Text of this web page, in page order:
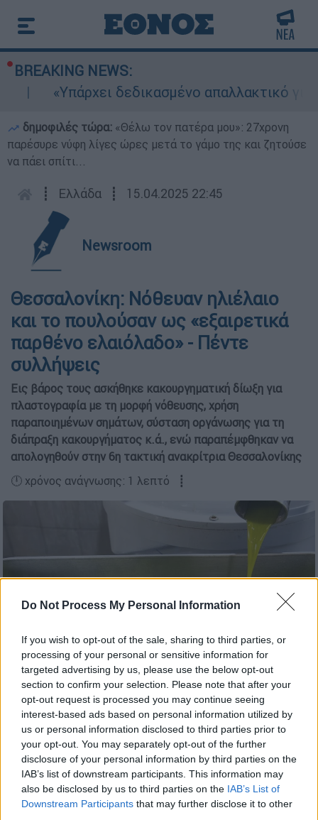
Do Not Process My Personal Information
If you wish to opt-out of the sale, sharing to third parties, or
processing of your personal or sensitive information for
targeted advertising by us, please use the below opt-out
section to confirm your selection. Please note that after your
opt-out request is processed you may continue seeing
interest-based ads based on personal information utilized by
us or personal information disclosed to third parties prior to
your opt-out. You may separately opt-out of the further
disclosure of your personal information by third parties on the
IAB’s list of downstream participants. This information may
also be disclosed by us to third parties on the IAB’s List of
Downstream Participants that may further disclose it to other
BREAKING NEWS:
«Υπάρχει δεδικασμένο απαλλακτικό για
δημοφιλές τώρα: «Θέλω τον πατέρα μου»: 27χρονη
παρέσυρε νύφη λίγες ώρες μετά το γάμο της και ζητούσε
να πάει σπίτι...
┋ Ελλάδα ┋ 15.04.2025 22:45
Newsroom
Θεσσαλονίκη: Νόθευαν ηλιέλαιο
και το πουλούσαν ως «εξαιρετικά
παρθένο ελαιόλαδο» - Πέντε
συλλήψεις
Εις βάρος τους ασκήθηκε κακουργηματική δίωξη για
πλαστογραφία με τη μορφή νόθευσης, χρήση
παραποιημένων σημάτων, σύσταση οργάνωσης για τη
διάπραξη κακουργήματος κ.ά., ενώ παραπέμφθηκαν να
απολογηθούν στην 6η τακτική ανακρίτρια Θεσσαλονίκης
🕛 χρόνος ανάγνωσης: 1 λεπτό ┋
Intime News
Προσθέστε το ΕΘΝΟΣ στη Google
Μέλη σπείρας νόθευανηλιέλαιοκαι το
πουλούσαν ως «εξαιρετικά παρθένο